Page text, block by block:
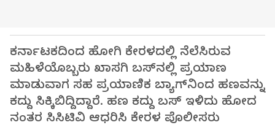
ಕರ್ನಾಟಕದಿಂದ ಹೋಗಿ ಕೇರಳದಲ್ಲಿ ನೆಲೆಸಿರುವ
ಮಹಿಳೆಯೊಬ್ಬರು ಖಾಸಗಿ ಬಸ್‌ನಲ್ಲಿ ಪ್ರಯಾಣ
ಮಾಡುವಾಗ ಸಹ ಪ್ರಯಾಣಿಕ ಬ್ಯಾಗ್‌ನಿಂದ ಹಣವನ್ನು
ಕದ್ದು ಸಿಕ್ಕಿಬಿದ್ದಿದ್ದಾರೆ. ಹಣ ಕದ್ದು ಬಸ್ ಇಳಿದು ಹೋದ
ನಂತರ ಸಿಸಿಟಿವಿ ಆಧರಿಸಿ ಕೇರಳ ಪೊಲೀಸರು